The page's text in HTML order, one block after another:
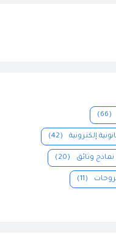
(66)
إلكترونية (42)
نماذج وثائق (20)
(11)